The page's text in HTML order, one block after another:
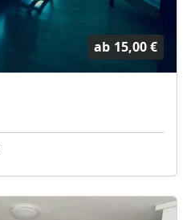
ab 15,00 €